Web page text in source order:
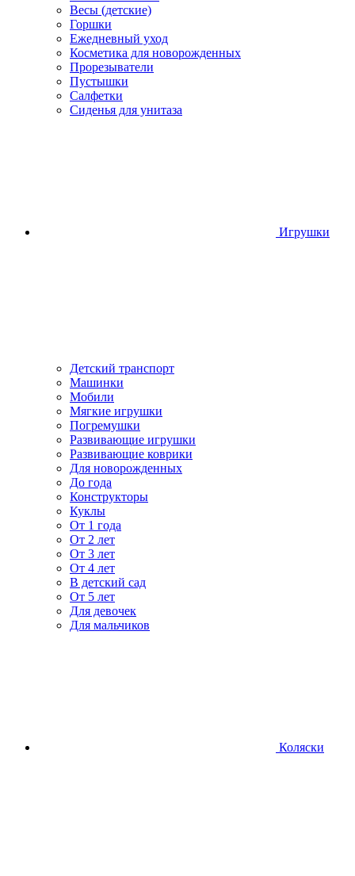
Весы (детские)
Горшки
Ежедневный уход
Косметика для новорожденных
Прорезыватели
Пустышки
Салфетки
Сиденья для унитаза
Игрушки
Детский транспорт
Машинки
Мобили
Мягкие игрушки
Погремушки
Развивающие игрушки
Развивающие коврики
Для новорожденных
До года
Конструкторы
Куклы
От 1 года
От 2 лет
От 3 лет
От 4 лет
В детский сад
От 5 лет
Для девочек
Для мальчиков
Коляски